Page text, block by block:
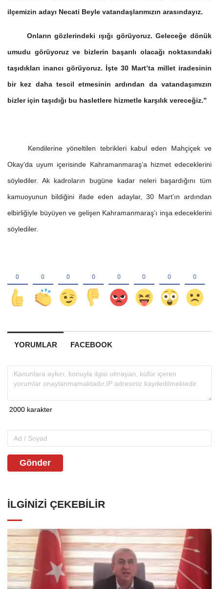
ilçemizin adayı Necati Beyle vatandaşlarımızın arasındayız.
Onların gözlerindeki ışığı görüyoruz. Geleceğe dönük
umudu görüyoruz ve bizlerin başarılı olacağı noktasındaki
taşıdıkları inancı görüyoruz. İşte 30 Mart’ta millet iradesinin
bir kez daha tescil etmesinin ardından da vatandaşımızın
bizler için taşıdığı bu hasletlere hizmetle karşılık vereceğiz.”
Kendilerine yöneltilen tebrikleri kabul eden Mahçiçek ve
Okay’da uyum içerisinde Kahramanmaraş’a hizmet edeceklerini
söylediler. Ak kadroların bugüne kadar neleri başardığını tüm
kamuoyunun bildiğini ifade eden adaylar, 30 Mart’ın ardından
elbirliğiyle büyüyen ve gelişen Kahramanmaraş’ı inşa edeceklerini
söylediler.
YORUMLAR FACEBOOK
Gönder
İLGINIZI ÇEKEBILIR